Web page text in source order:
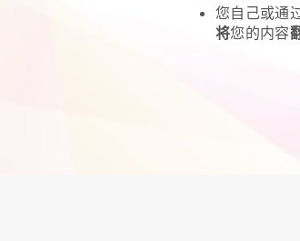
您自己或通
将您的内容